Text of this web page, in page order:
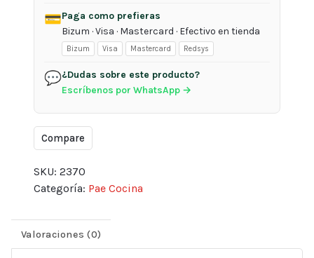
💳Paga como prefieras
Bizum · Visa · Mastercard · Efectivo en tienda
Bizum Visa Mastercard Redsys
💬¿Dudas sobre este producto?
Escríbenos por WhatsApp →
Compare
SKU: 2370
Categoría: Pae Cocina
Valoraciones (0)